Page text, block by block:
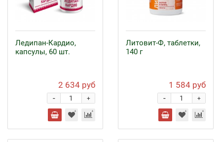
Ледипан-Кардио,
капсулы, 60 шт.
2 634 руб
+
-
Литовит-Ф, таблетки,
140 г
1 584 руб
+
-